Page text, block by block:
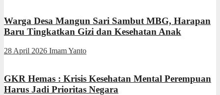
Warga Desa Mangun Sari Sambut MBG, Harapan
Baru Tingkatkan Gizi dan Kesehatan Anak
28 April 2026 Imam Yanto
GKR Hemas : Krisis Kesehatan Mental Perempuan
Harus Jadi Prioritas Negara